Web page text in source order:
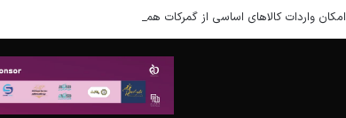
امکان واردات کالاهای اساسی از گمرکات همه استان‌ها فراهم شد.